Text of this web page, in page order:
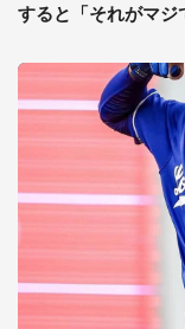
すると「それがマジ